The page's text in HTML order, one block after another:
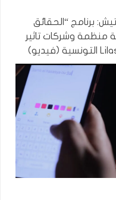
برنامج “الحقائق
منظمة وشركات تاثير